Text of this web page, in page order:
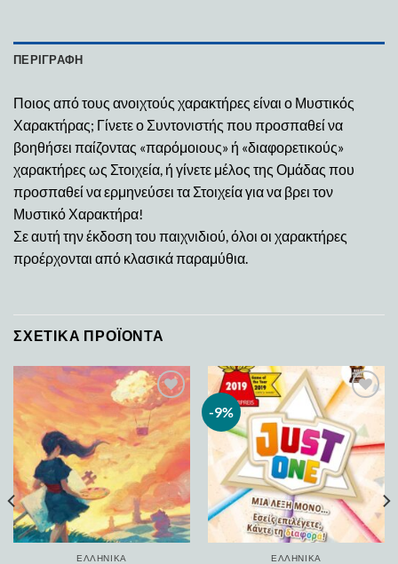
ΠΕΡΙΓΡΑΦΉ
Ποιος από τους ανοιχτούς χαρακτήρες είναι ο Μυστικός
Χαρακτήρας; Γίνετε ο Συντονιστής που προσπαθεί να
βοηθήσει παίζοντας «παρόμοιους» ή «διαφορετικούς»
χαρακτήρες ως Στοιχεία, ή γίνετε μέλος της Ομάδας που
προσπαθεί να ερμηνεύσει τα Στοιχεία για να βρει τον
Μυστικό Χαρακτήρα!
Σε αυτή την έκδοση του παιχνιδιού, όλοι οι χαρακτήρες
προέρχονται από κλασικά παραμύθια.
ΣΧΕΤΙΚΆ ΠΡΟΪΌΝΤΑ
Add to
wishlist
ΕΛΛΗΝΙΚΆ
-9%
wishlist
ΕΛΛΗΝΙΚΆ